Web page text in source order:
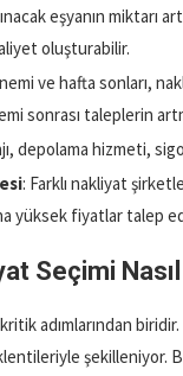
eşyanın miktarı
oluşturabilir.
ve hafta sonları,
sonrası taleplerin
depolama hizmeti,
: Farklı nakliyat
yüksek fiyatlar talep
Seçimi
adımlarından
şekilleniyor.